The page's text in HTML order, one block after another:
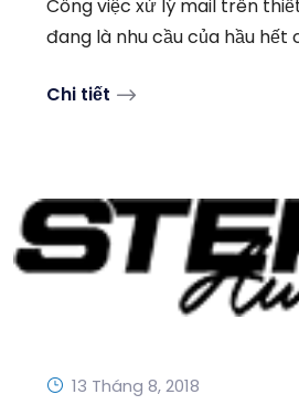
Công việc xử lý mail trên
đang là nhu cầu của hầu hết
Chi tiết
13 Tháng 8, 2018